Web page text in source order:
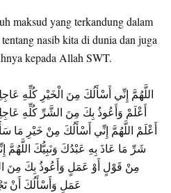
maksud yang terkandung dalam
nasib kita di dunia dan juga
kepada Allah SWT.
اللَّهُمَّ إِنِّي أَسْأَلُكَ مِنَ الْخَيْرِ كُلِّهِ
أَعْلَمْ وَأَعُوذُ بِكَ مِنَ الشَّرِّ كُلِّهِ
أَعْلَمْ اللَّهُمَّ إِنِّي أَسْأَلُكَ مِنْ خَيْرِ مَا
شَرِّ مَا عَاذَ بِهِ عَبْدُكَ وَنَبِيُّكَ اللَّهُمَّ
مِنْ قَوْلٍ أَوْ عَمَلٍ وَأَعُوذُ بِكَ مِنَ
عَمَلٍ وَأَسْأَلُكَ أَنْ